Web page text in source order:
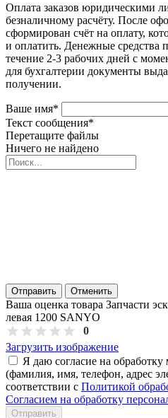
Оплата заказов юридическими
безналичному расчёту. После
сформирован счёт на оплату,
и оплатить. Денежные средства
течение 2-3 рабочих дней с
для бухгалтерии документы
получении.
Ваше имя*
Текст сообщения*
Перетащите файлы
Ничего не найдено
Отправить Отменить
Ваша оценка товара Запчасти
левая 1200 SANYO
0
Загрузить изображение
Я даю согласие на
(фамилия, имя, телефон, адрес
соответствии с Политикой
Согласием на обработку